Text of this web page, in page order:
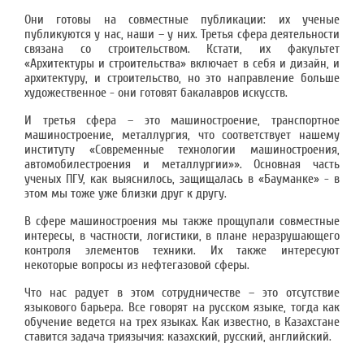
Они готовы на совместные публикации: их ученые
публикуются у нас, наши – у них. Третья сфера деятельности
связана со строительством. Кстати, их факультет
«Архитектуры и строительства» включает в себя и дизайн, и
архитектуру, и строительство, но это направление больше
художественное - они готовят бакалавров искусств.
И третья сфера – это машиностроение, транспортное
машиностроение, металлургия, что соответствует нашему
институту «Cовременные технологии машиностроения,
автомобилестроения и металлургии»». Основная часть
ученых ПГУ, как выяснилось, защищалась в «Бауманке» - в
этом мы тоже уже близки друг к другу.
В сфере машиностроения мы также прощупали совместные
интересы, в частности, логистики, в плане неразрушающего
контроля элементов техники. Их также интересуют
некоторые вопросы из нефтегазовой сферы.
Что нас радует в этом сотрудничестве – это отсутствие
языкового барьера. Все говорят на русском языке, тогда как
обучение ведется на трех языках. Как известно, в Казахстане
ставится задача триязычия: казахский, русский, английский.